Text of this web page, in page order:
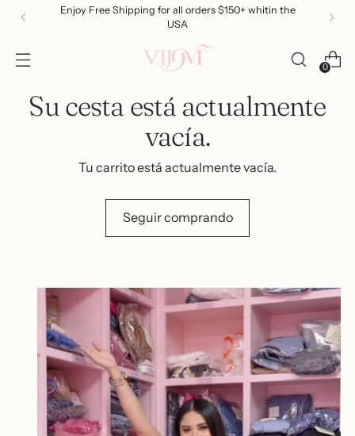
0
Enjoy Free Shipping for all orders $150+ whitin the
Su cesta está actualmente
vacía.
Tu carrito está actualmente vacía.
Seguir comprando